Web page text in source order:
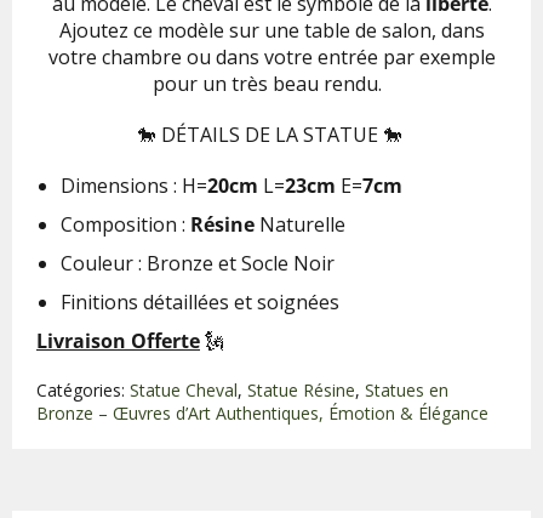
Ajoutez ce modèle sur une table de salon, dans
votre chambre ou dans votre entrée par exemple
pour un très beau rendu.
🐎 DÉTAILS DE LA STATUE 🐎
Dimensions : H=20cm L=23cm E=7cm
Composition : Résine Naturelle
Couleur : Bronze et Socle Noir
Finitions détaillées et soignées
Livraison Offerte🗽
Catégories: Statue Cheval, Statue Résine, Statues en
Bronze – Œuvres d’Art Authentiques, Émotion & Élégance